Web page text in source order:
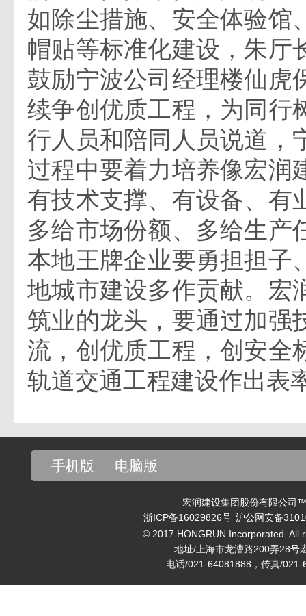
如除尘措施、安全体验馆
帽贴等标准化建设，朱厅
鼓励宁波公司经理楼仙虎
续争创优质工程，为同行
行人员和陪同人员说道，
过程中要着力培养像宏润
有技术支撑、有设备、有
多给市场份额、多给生产
本地王牌企业要勇担担子
地城市建设多作贡献。宏
筑业的龙头，要通过加强
流，创优质工程，创安全
轨道交通工程建设作出表
手机版 电脑版
宏润建设集团股份有限公司
浙ICP备16029826号 沪公网安备
© 2017 HONGRUN Incorporated. All
地址/上海市龙漕路200弄28号
电话/021-64081888，传真/021-